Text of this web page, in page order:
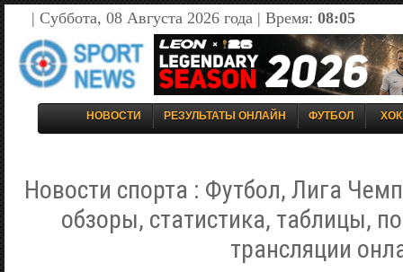
| Суббота, 08 Августа 2026 года | Время: 08:05
НОВОСТИ РЕЗУЛЬТАТЫ ОНЛАЙН ФУТБОЛ
Новости спорта : Футбол, Лига
обзоры, статистика, таблицы,
трансляции